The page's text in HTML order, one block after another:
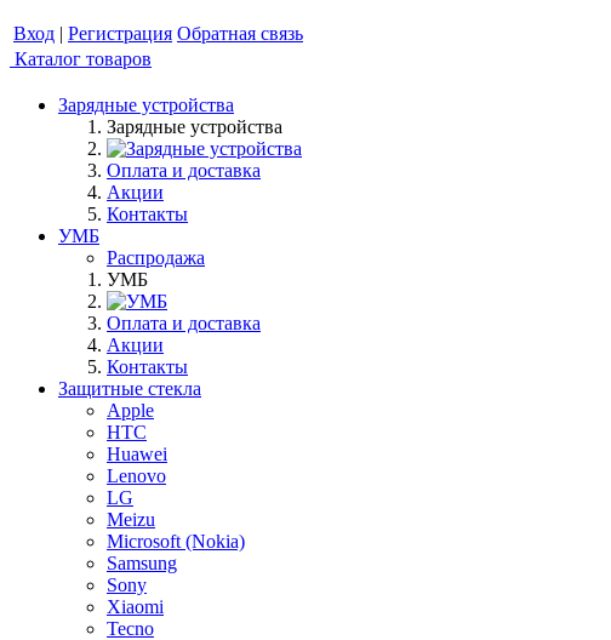
Вход | Регистрация Обратная связь
Каталог товаров
Зарядные устройства
Зарядные устройства
Оплата и доставка
Акции
Контакты
УМБ
Распродажа
УМБ
Оплата и доставка
Акции
Контакты
Защитные стекла
Apple
HTC
Huawei
Lenovo
LG
Meizu
Microsoft (Nokia)
Samsung
Sony
Xiaomi
Tecno